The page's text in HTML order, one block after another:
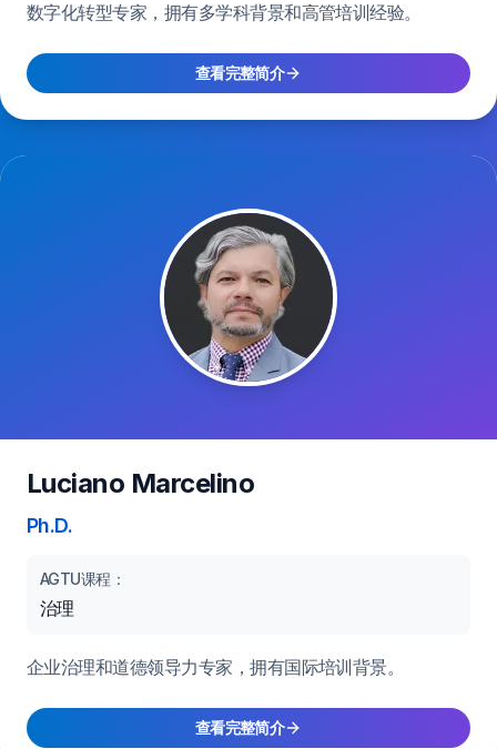
数字化转型专家，拥有多学科背景和高管培训经验。
查看完整简介
Luciano Marcelino
Ph.D.
AGTU课程：
治理
企业治理和道德领导力专家，拥有国际培训背景。
查看完整简介